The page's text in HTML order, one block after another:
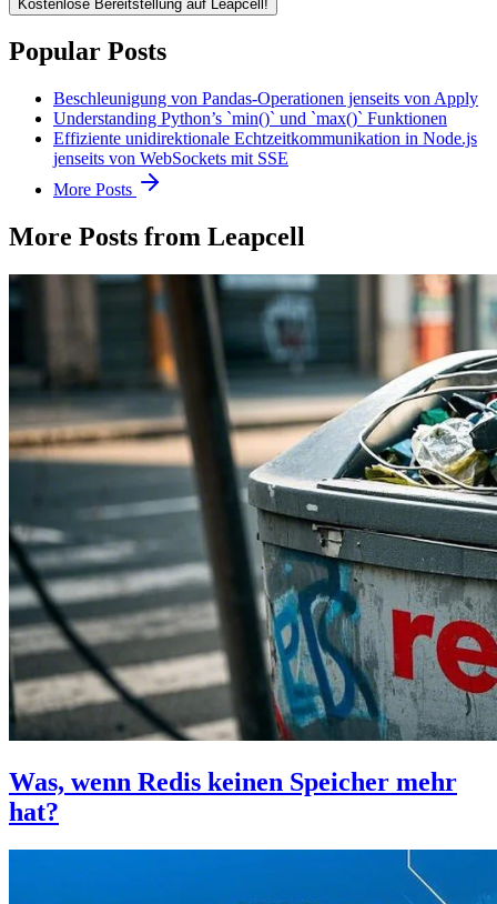
Kostenlose Bereitstellung auf Leapcell!
Popular Posts
Beschleunigung von Pandas-Operationen jenseits von Apply
Understanding Python’s `min()` und `max()` Funktionen
Effiziente unidirektionale Echtzeitkommunikation in Node.js
jenseits von WebSockets mit SSE
More Posts
More Posts from Leapcell
Was, wenn Redis keinen Speicher mehr
hat?